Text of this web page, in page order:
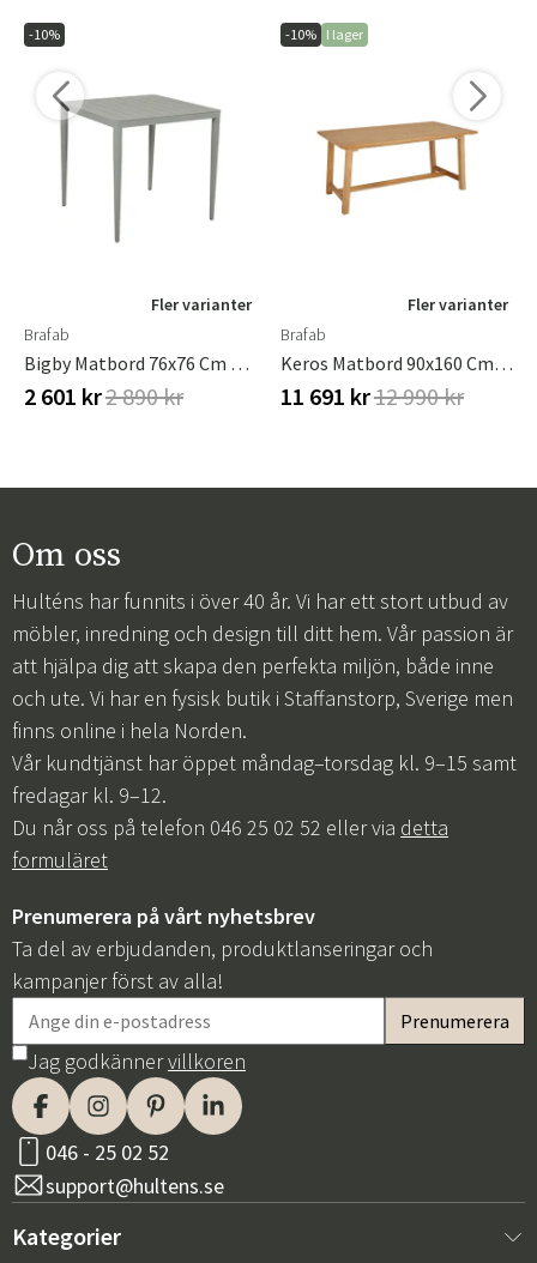
-10%
Fler varianter
Brafab
Bigby Matbord 76x76 Cm Dusty Green
2 601 kr2 890 kr
-10% I lager
Fler varianter
Brafab
Keros Matbord 90x160 Cm Teak
11 691 kr12 990 kr
Om oss
Hulténs har funnits i över 40 år. Vi har ett stort utbud av
möbler, inredning och design till ditt hem. Vår passion är
att hjälpa dig att skapa den perfekta miljön, både inne
och ute. Vi har en fysisk butik i Staffanstorp, Sverige men
finns online i hela Norden.
Vår kundtjänst har öppet måndag–torsdag kl. 9–15 samt
fredagar kl. 9–12.
Du når oss på telefon 046 25 02 52 eller via detta
formuläret
Prenumerera på vårt nyhetsbrev
Ta del av erbjudanden, produktlanseringar och
kampanjer först av alla!
Jag godkännervillkoren
046 - 25 02 52
support@hultens.se
Kategorier